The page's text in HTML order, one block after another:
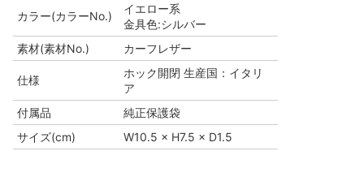
カラー(カラーNo.)
イエロー系
金具色:シルバー
素材(素材No.)
カーフレザー
仕様
ホック開閉 生産国：イタリ
ア
付属品
純正保護袋
サイズ(cm)
W10.5 × H7.5 × D1.5